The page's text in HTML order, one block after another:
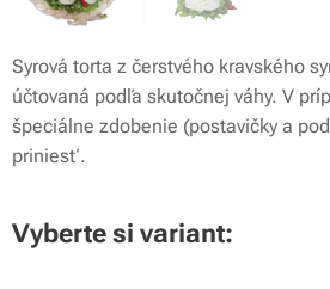
Syrová torta z čerstvého kravského
účtovaná podľa skutočnej váhy. V
špeciálne zdobenie (postavičky a
priniesť.
Vyberte si variant: